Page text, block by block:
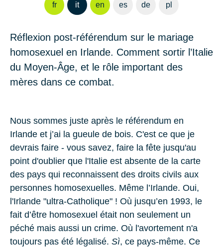
fr it en es de pl
Réflexion post-référendum sur le mariage
homosexuel en Irlande. Comment sortir l’Italie
du Moyen-Âge, et le rôle important des
mères dans ce combat.
Nous sommes juste après le référendum en
Irlande et j’ai la gueule de bois. C'est ce que je
devrais faire - vous savez, faire la fête jusqu'au
point d'oublier que l'Italie est absente de la carte
des pays qui reconnaissent des droits civils aux
personnes homosexuelles. Même l’Irlande. Oui,
l'Irlande "ultra-Catholique" ! Où jusqu’en 1993, le
fait d’être homosexuel était non seulement un
péché mais aussi un crime. Où l'avortement n'a
toujours pas été légalisé. Sì, ce pays-même. Ce